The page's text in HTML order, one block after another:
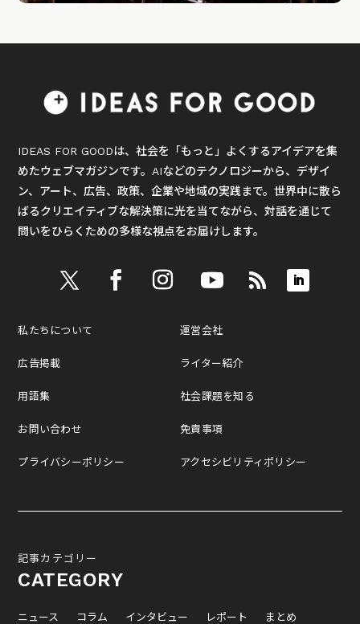
IDEAS FOR GOODは、社会を「もっと」よくするアイデアを集
めたウェブマガジンです。AIなどのテクノロジーから、デザイ
ン、アート、広告、政策、企業や地域の実践まで。世界中に散ら
ばるクリエイティブな解決策に光を当てながら、対話を通じて
問いをひらくための多様な視点をお届けします。
私たちについて
広告掲載
用語集
お問い合わせ
プライバシーポリシー
運営会社
ライター紹介
社会課題を知る
免責事項
アクセシビリティポリシー
記事カテゴリー
CATEGORY
ニュース コラム インタビュー レポート
まとめ